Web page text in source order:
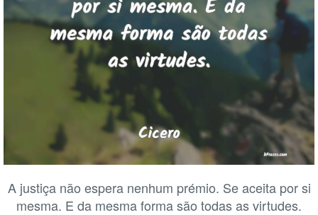
A justiça não espera nenhum prémio. Se aceita por si
mesma. E da mesma forma são todas as virtudes.